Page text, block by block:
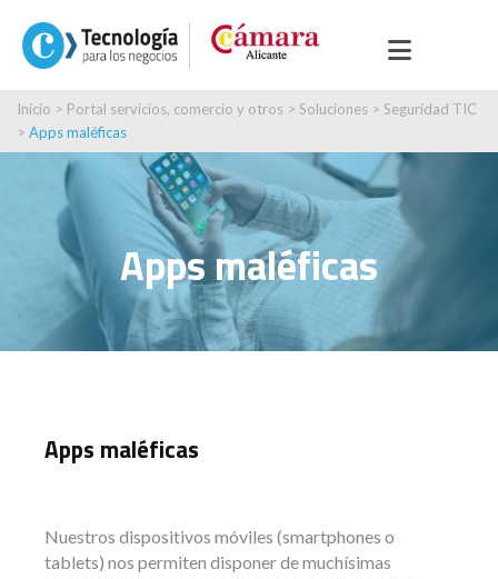
Inicio > Portal servicios, comercio y otros > Soluciones > Seguridad TIC
> Apps maléficas
Apps maléficas
Apps maléficas
Nuestros dispositivos móviles (smartphones o
tablets) nos permiten disponer de muchísimas